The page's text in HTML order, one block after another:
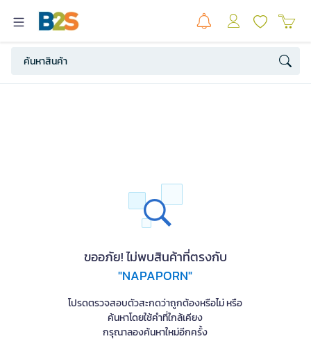
ขออภัย! ไม่พบสินค้าที่ตรงกับ
"NAPAPORN"
โปรดตรวจสอบตัวสะกดว่าถูกต้องหรือไม่ หรือ
ค้นหาโดยใช้คำที่ใกล้เคียง
กรุณาลองค้นหาใหม่อีกครั้ง